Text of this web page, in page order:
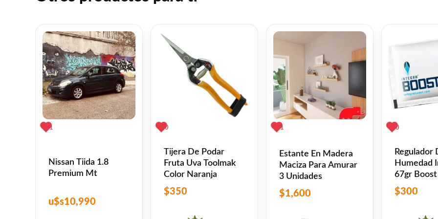
– 1/2kg Tinta Base Agua.
– 1Lt Removedor de Emulsion.
INCLUYE MANUAL INSTRUCTIVO DE SERIGRAFIA, DONDE SE EXPLICA LA TÉCNICA PASO
ESTAMPADOS.
No se necesita conocimientos previos, nosotros les brindamos la ayuda necesaria para
1
Nissan Tiida 1.8
Premium Mt
u$s10,990
0
Tijera De Podar
Fruta Uva Toolmak
Color Naranja
$350
1
Estante En Madera
Maciza Para Amurar
3 Unidades
$1,600
0
Regulador
Humedad
67gr Boost
$300